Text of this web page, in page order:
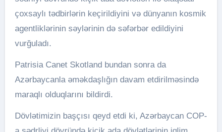
çoxsaylı tədbirlərin keçirildiyini və dünyanın kosmik
agentliklərinin səylərinin də səfərbər edildiyini
vurğuladı.
Patrisia Canet Skotland bundan sonra da
Azərbaycanla əməkdaşlığın davam etdirilməsində
maraqlı olduqlarını bildirdi.
Dövlətimizin başçısı qeyd etdi ki, Azərbaycan COP-